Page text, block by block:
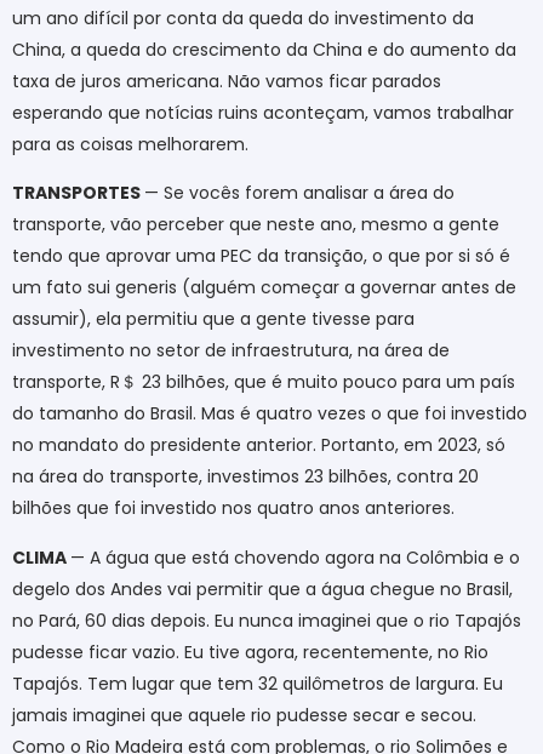
um ano difícil por conta da queda do investimento da
China, a queda do crescimento da China e do aumento da
taxa de juros americana. Não vamos ficar parados
esperando que notícias ruins aconteçam, vamos trabalhar
para as coisas melhorarem.
TRANSPORTES — Se vocês forem analisar a área do
transporte, vão perceber que neste ano, mesmo a gente
tendo que aprovar uma PEC da transição, o que por si só é
um fato sui generis (alguém começar a governar antes de
assumir), ela permitiu que a gente tivesse para
investimento no setor de infraestrutura, na área de
transporte, R ＄ 23 bilhões, que é muito pouco para um país
do tamanho do Brasil. Mas é quatro vezes o que foi investido
no mandato do presidente anterior. Portanto, em 2023, só
na área do transporte, investimos 23 bilhões, contra 20
bilhões que foi investido nos quatro anos anteriores.
CLIMA — A água que está chovendo agora na Colômbia e o
degelo dos Andes vai permitir que a água chegue no Brasil,
no Pará, 60 dias depois. Eu nunca imaginei que o rio Tapajós
pudesse ficar vazio. Eu tive agora, recentemente, no Rio
Tapajós. Tem lugar que tem 32 quilômetros de largura. Eu
jamais imaginei que aquele rio pudesse secar e secou.
Como o Rio Madeira está com problemas, o rio Solimões e